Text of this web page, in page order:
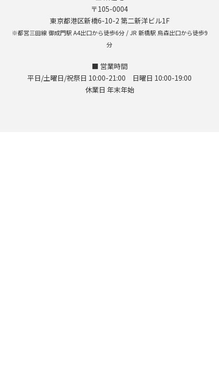
〒105-0004
東京都港区新橋6-10-2 第二新洋ビル1F
※都営三田線 御成門駅 A4出口から徒歩6分 / JR 新橋駅 烏森出口から徒歩9
分
■ 営業時間
平日/土曜日/祝祭日 10:00-21:00 日曜日 10:00-19:00
休業日 年末年始